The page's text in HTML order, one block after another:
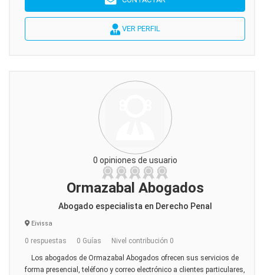
VER PERFIL
0 opiniones de usuario
Ormazabal Abogados
Abogado especialista en Derecho Penal
Eivissa
0 respuestas 0 Guías Nivel contribución 0
Los abogados de Ormazabal Abogados ofrecen sus servicios de
forma presencial, teléfono y correo electrónico a clientes particulares,